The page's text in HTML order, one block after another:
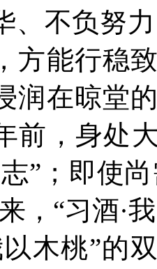
、不负努
方能行稳
润在晾堂
前，身处
”；即使
，“习酒·
木桃”的